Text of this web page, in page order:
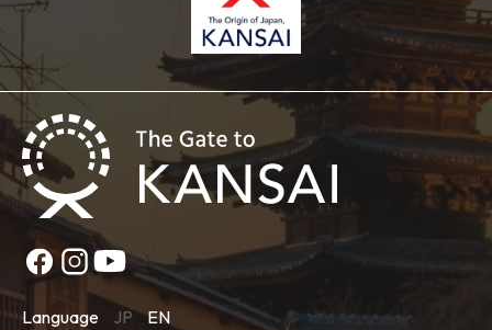
Language JP EN